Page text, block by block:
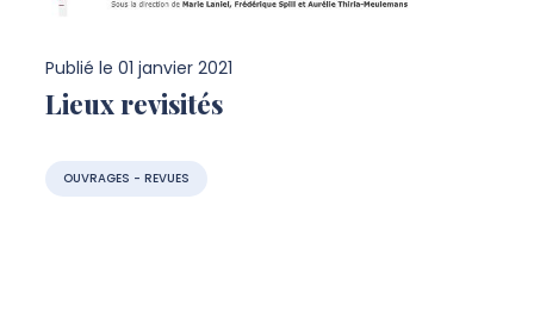
Publié le 01 janvier 2021
Lieux revisités
OUVRAGES - REVUES